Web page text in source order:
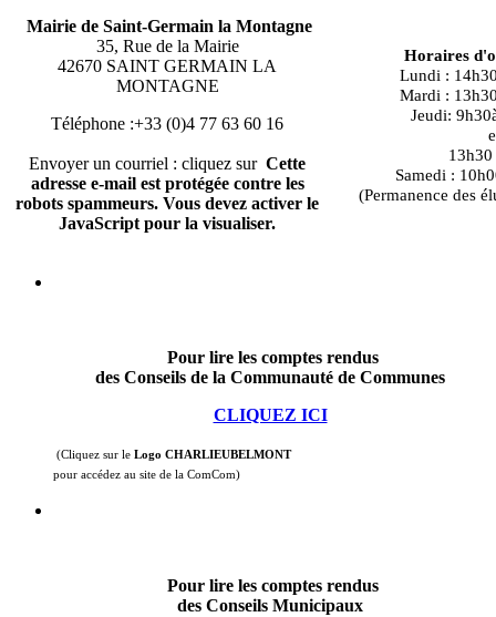
Mairie de Saint-Germain la Montagne
35, Rue de la Mairie
42670 SAINT GERMAIN LA
MONTAGNE
Téléphone :+33 (0)4 77 63 60 16
Envoyer un courriel : cliquez sur Cette
adresse e-mail est protégée contre les
robots spammeurs. Vous devez activer le
JavaScript pour la visualiser.
Horaires
Lundi :
Mardi :
Jeudi:
13h30 à
Samedi :
(Permanence des
Pour lire les comptes rendus
des Conseils de la Communauté de Communes
CLIQUEZ ICI
(Cliquez sur le Logo CHARLIEUBELMONT
pour accédez au site de la ComCom)
Pour lire les comptes rendus
des Conseils Municipaux